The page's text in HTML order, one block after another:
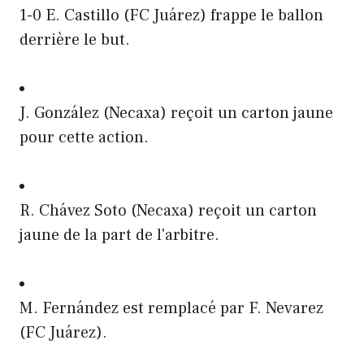
1-0 E. Castillo (FC Juárez) frappe le ballon
derrière le but.
J. González (Necaxa) reçoit un carton jaune
pour cette action.
R. Chávez Soto (Necaxa) reçoit un carton
jaune de la part de l'arbitre.
M. Fernández est remplacé par F. Nevarez
(FC Juárez).